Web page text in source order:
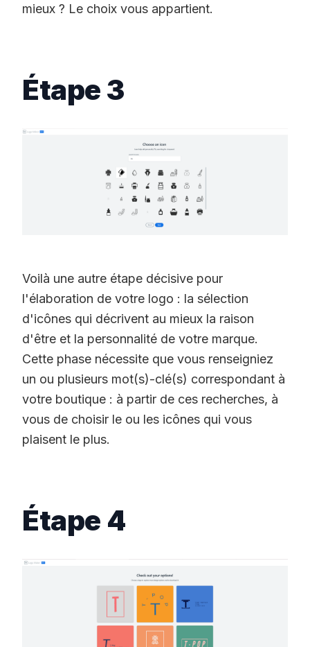
mieux ? Le choix vous appartient.
Étape 3
Voilà une autre étape décisive pour
l'élaboration de votre logo : la sélection
d'icônes qui décrivent au mieux la raison
d'être et la personnalité de votre marque.
Cette phase nécessite que vous renseigniez
un ou plusieurs mot(s)-clé(s) correspondant à
votre boutique : à partir de ces recherches, à
vous de choisir le ou les icônes qui vous
plaisent le plus.
Étape 4